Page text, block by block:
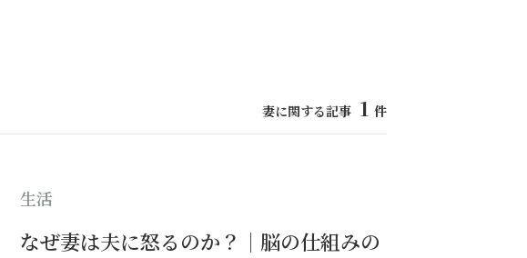
妻に関する記事 1 件
生活
なぜ妻は夫に怒るのか？｜脳の仕組みの